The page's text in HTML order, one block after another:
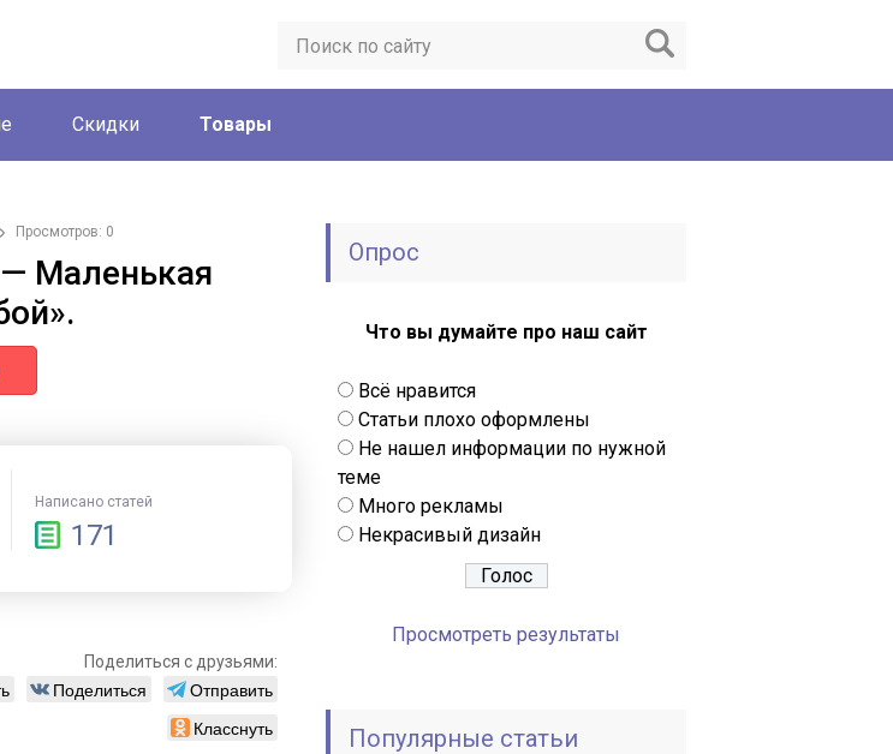
Скидки Товары
Просмотров: 0
Маленькая
Написано статей
171
Поделиться с друзьями:
Поделиться
Отправить
Класснуть
Опрос
Что вы думайте про наш сайт
Всё нравится
Статьи плохо оформлены
Не нашел информации по нужной
теме
Много рекламы
Некрасивый дизайн
Просмотреть результаты
Популярные статьи